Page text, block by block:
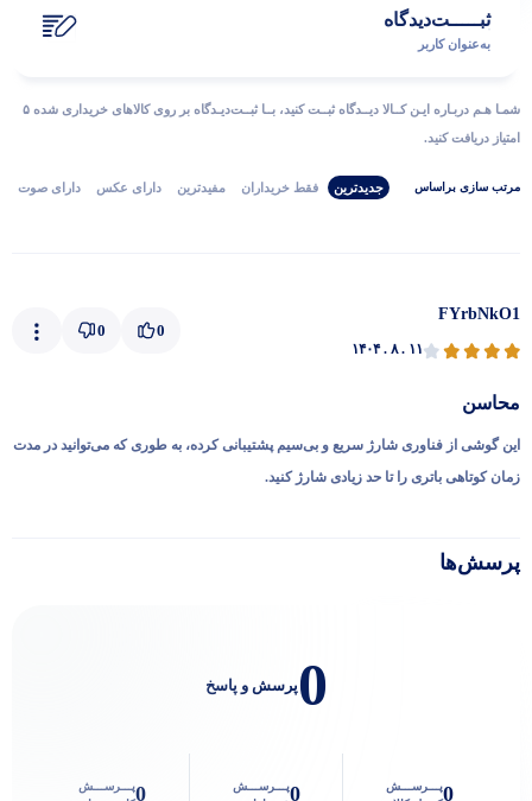
ثبـــــت‌دیدگاه
به‌عنوان کاربر
شمـا هـم دربـاره ایـن کــالا دیــدگاه ثبــت کنید، بــا ثبــت‌دیـدگاه بر روی کالاهای خریداری شده ۵
امتیاز دریافت کنید.
مرتب‌ سازی‌ بر‌اساس جدیدترین فقط‌ خریداران‌ مفیدترین دارای‌ عکس دارای‌ صوت
FYrbNkO1
۱۴۰۴ . ۸ . ۱۱
0
0
محاسن
این گوشی از فناوری شارژ سریع و بی‌سیم پشتیبانی کرده، به طوری که می‌توانید در مدت
زمان کوتاهی باتری را تا حد زیادی شارژ کنید.
پرسش‌ها
0پرسش و پاسخ
0پـــرســـش
0پـــرســـش
0پـــرســـش